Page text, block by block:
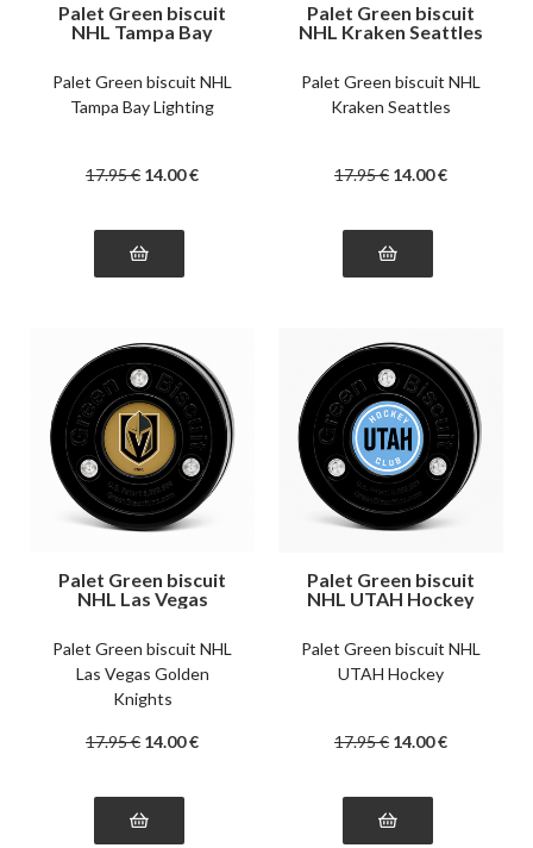
Palet Green biscuit
NHL Tampa Bay
Palet Green biscuit NHL
Tampa Bay Lighting
17.95€ 14.00€
Palet Green biscuit
NHL Kraken Seattles
Palet Green biscuit NHL
Kraken Seattles
17.95€ 14.00€
Palet Green biscuit
NHL Las Vegas
Palet Green biscuit NHL
Las Vegas Golden
Knights
17.95€ 14.00€
Palet Green biscuit
NHL UTAH Hockey
Palet Green biscuit NHL
UTAH Hockey
17.95€ 14.00€